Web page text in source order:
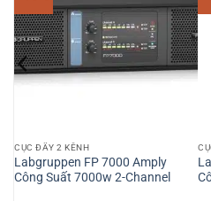
CỤC ĐẨY 2 KÊNH
Labgruppen FP 7000 Amply
Công Suất 7000w 2-Channel